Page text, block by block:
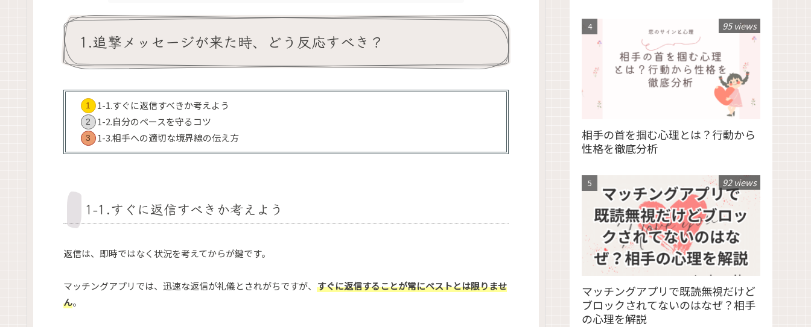
1.追撃メッセージが来た時、どう反応すべき？
1-1.すぐに返信すべきか考えよう
1-2.自分のペースを守るコツ
1-3.相手への適切な境界線の伝え方
1-1.すぐに返信すべきか考えよう
返信は、即時ではなく状況を考えてからが鍵です。
マッチングアプリでは、迅速な返信が礼儀とされがちですが、 すぐに返信することが常にベストとは限りませ
ん。
相手の首を掴む心理とは？行動から
性格を徹底分析
95 views
マッチングアプリで既読無視だけど
ブロックされてないのはなぜ？相手
の心理を解説
92 views